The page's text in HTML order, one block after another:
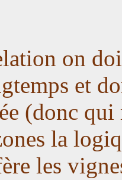
on
et
(donc
la
les